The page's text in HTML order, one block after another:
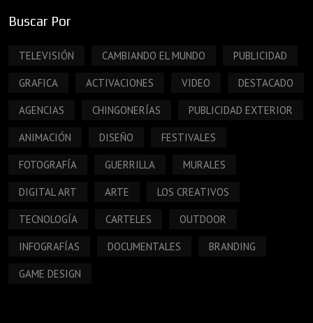
Buscar Por
TELEVISIÓN CAMBIANDO EL MUNDO PUBLICIDAD
GRAFICA ACTIVACIONES VIDEO DESTACADO
AGENCIAS CHINGONERÍAS PUBLICIDAD EXTERIOR
ANIMACIÓN DISEÑO FESTIVALES
FOTOGRAFÍA GUERRILLA MURALES
DIGITAL ART ARTE LOS CREATIVOS
TECNOLOGÍA CARTELES OUTDOOR
INFOGRAFÍAS DOCUMENTALES BRANDING
GAME DESIGN